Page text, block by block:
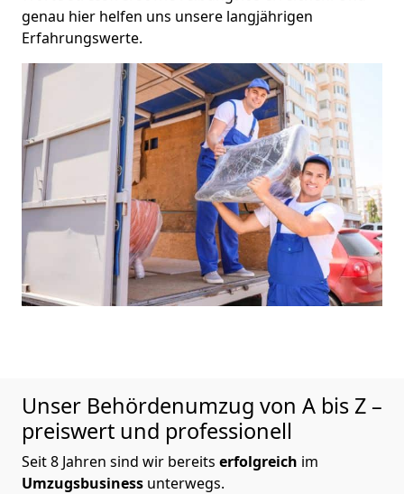
genau hier helfen uns unsere langjährigen
Erfahrungswerte.
Unser Behördenumzug von A bis Z –
preiswert und professionell
Seit 8 Jahren sind wir bereits erfolgreich im
Umzugsbusiness unterwegs.